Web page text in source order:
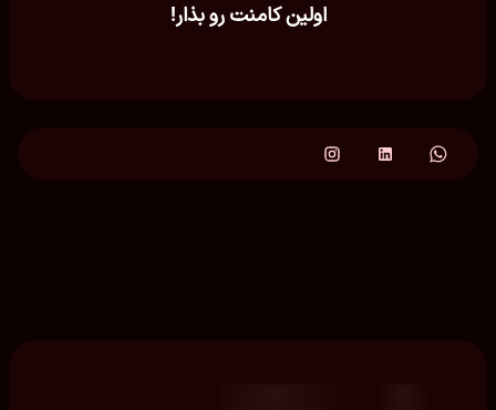
اولین کامنت رو بذار!